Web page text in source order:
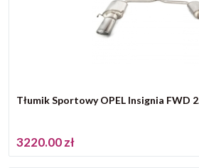
Tłumik Sportowy OPEL Insignia FWD
3220.00 zł